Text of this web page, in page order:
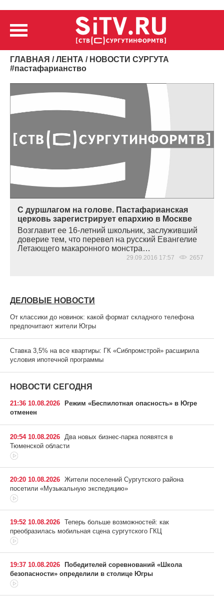
ГЛАВНАЯ /ЛЕНТА / НОВОСТИ СУРГУТА
#пастафарианство
С дуршлагом на голове. Пастафарианская
церковь зарегистрирует епархию в Москве
Возглавит ее 16-летний школьник, заслуживший
доверие тем, что перевел на русский Евангелие
Летающего макаронного монстра…
29.09.2016 17:57 2657
ДЕЛОВЫЕ НОВОСТИ
От классики до новинок: какой формат складного телефона
предпочитают жители Югры
Ставка 3,5% на все квартиры: ГК «Сибпромстрой» расширила
условия ипотечной программы
НОВОСТИ СЕГОДНЯ
21:36 10.08.2026 Режим «Беспилотная опасность» в Югре
отменен
20:54 10.08.2026
Два новых бизнес-парка появятся в
Тюменской области
20:20 10.08.2026 Жители поселений Сургутского района
посетили «Музыкальную экспедицию»
19:52 10.08.2026 Теперь больше возможностей: как
преобразилась мобильная сцена сургутского ГКЦ
19:37 10.08.2026 Победителей соревнований «Школа
безопасности» определили в столице Югры